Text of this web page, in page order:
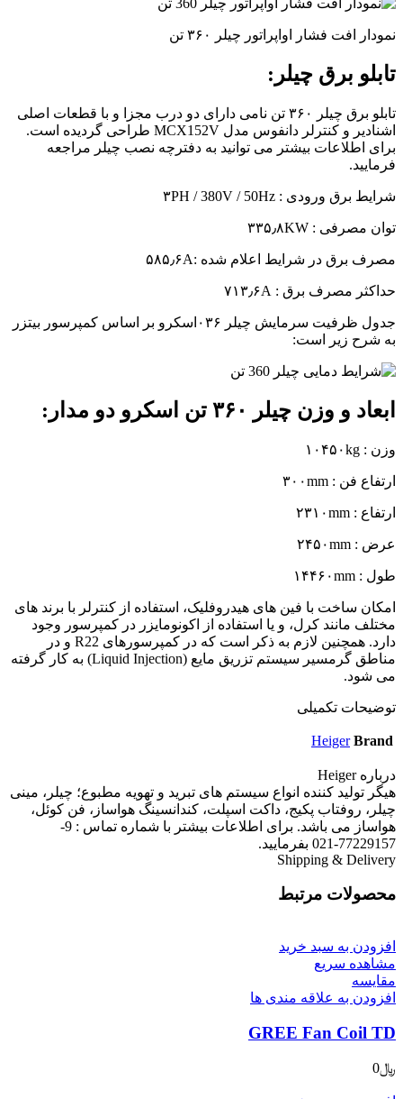
نمودار افت فشار اواپراتور چیلر ۳۶۰ تن
تابلو برق چیلر:
تابلو برق چیلر ۳۶۰ تن نامی دارای دو درب مجزا و با قطعات اصلی
اشنادیر و کنترلر دانفوس مدل MCX152V طراحی گردیده است.
برای اطلاعات بیشتر می توانید به دفترچه نصب چیلر مراجعه
فرمایید.
شرایط برق ورودی : ۳PH / 380V / 50Hz
توان مصرفی : ۳۳۵٫۸KW
مصرف برق در شرایط اعلام شده :۵۸۵٫۶A
حداکثر مصرف برق : ۷۱۳٫۶A
جدول ظرفیت سرمایش چیلر ۰۳۶اسکرو بر اساس کمپرسور بیتزر
به شرح زیر است:
ابعاد و وزن چیلر ۳۶۰ تن اسکرو دو مدار:
وزن : ۱۰۴۵۰kg
ارتفاع فن : ۳۰۰mm
ارتفاع : ۲۳۱۰mm
عرض : ۲۴۵۰mm
طول : ۱۴۴۶۰mm
امکان ساخت با فین های هیدروفلیک، استفاده از کنترلر با برند های
مختلف مانند کرل، و یا استفاده از اکونومایزر در کمپرسور وجود
دارد. همچنین لازم به ذکر است که در کمپرسورهای R22 و در
مناطق گرمسیر سیستم تزریق مایع (Liquid Injection) به کار گرفته
می شود.
توضیحات تکمیلی
Brand
Heiger
درباره Heiger
هیگر تولید کننده انواع سیستم های تبرید و تهویه مطبوع؛ چیلر، مینی
چیلر، روفتاب پکیج، داکت اسپلت، کندانسینگ هواساز، فن کوئل،
هواساز می باشد. برای اطلاعات بیشتر با شماره تماس : 9-
77229157-021 بفرمایید.
Shipping & Delivery
محصولات مرتبط
افزودن به سبد خرید
مشاهده سریع
مقایسه
افزودن به علاقه مندی ها
GREE Fan Coil TD
﷼0